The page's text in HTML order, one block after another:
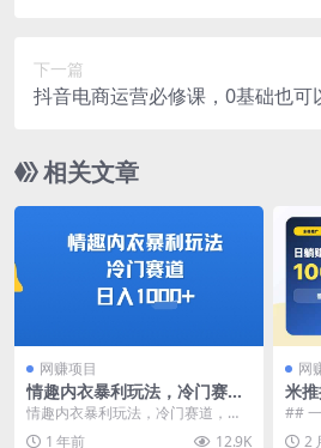
下一篇
抖音电商运营必修课，0基础也可
相关文章
网赚项目
情趣内衣暴利玩法，冷门赛
道，日入1k+
情趣内衣暴利玩法，冷门赛道，日
入1k+ 项目介绍： 成人用品这个赛
1 年前 12.9K
网
米
也
##
绕「
2